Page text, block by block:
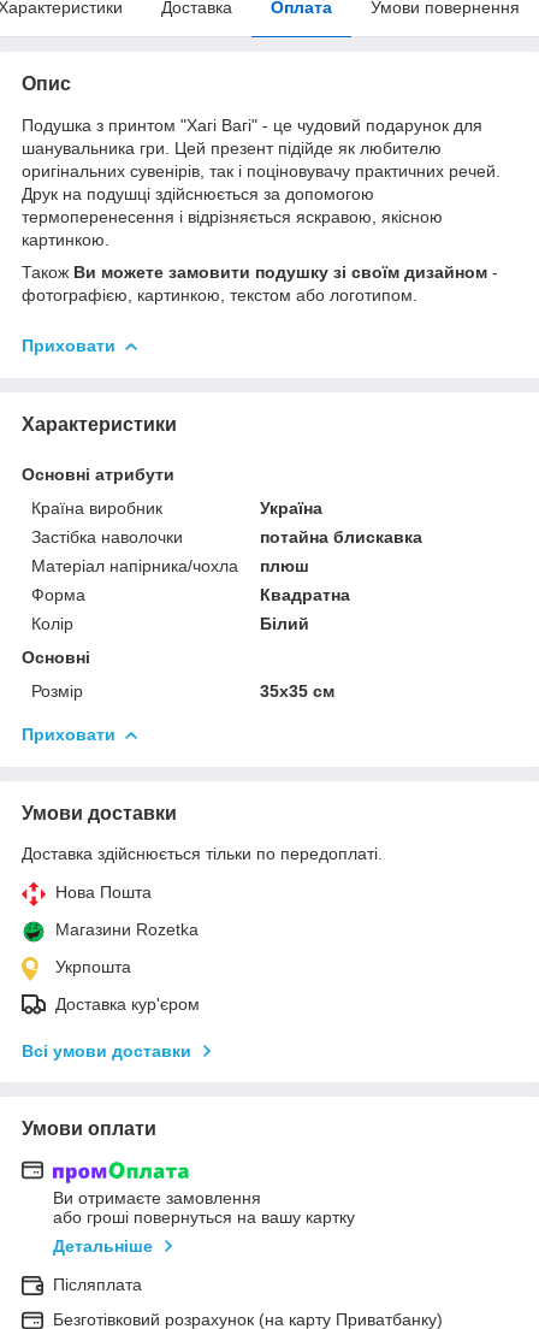
Доставка Оплата Умови повернення
Опис
Подушка з принтом "Хагі Вагі" - це чудовий подарунок для
шанувальника гри. Цей презент підійде як любителю
оригінальних сувенірів, так і поціновувачу практичних речей.
Друк на подушці здійснюється за допомогою
термоперенесення і відрізняється яскравою, якісною
картинкою.
Також Ви можете замовити подушку зі своїм дизайном -
фотографією, картинкою, текстом або логотипом.
Приховати
Характеристики
Основні атрибути
Країна виробник
Україна
Застібка наволочки
потайна блискавка
Матеріал напірника/чохла
плюш
Форма
Квадратна
Колір
Білий
Основні
Розмір
35x35 см
Приховати
Умови доставки
Доставка здійснюється тільки по передоплаті.
Нова Пошта
Магазини Rozetka
Укрпошта
Доставка кур'єром
Всі умови доставки
Умови оплати
Ви отримаєте замовлення
або гроші повернуться на вашу картку
Детальніше
Післяплата
Безготівковий розрахунок (на карту Приватбанку)